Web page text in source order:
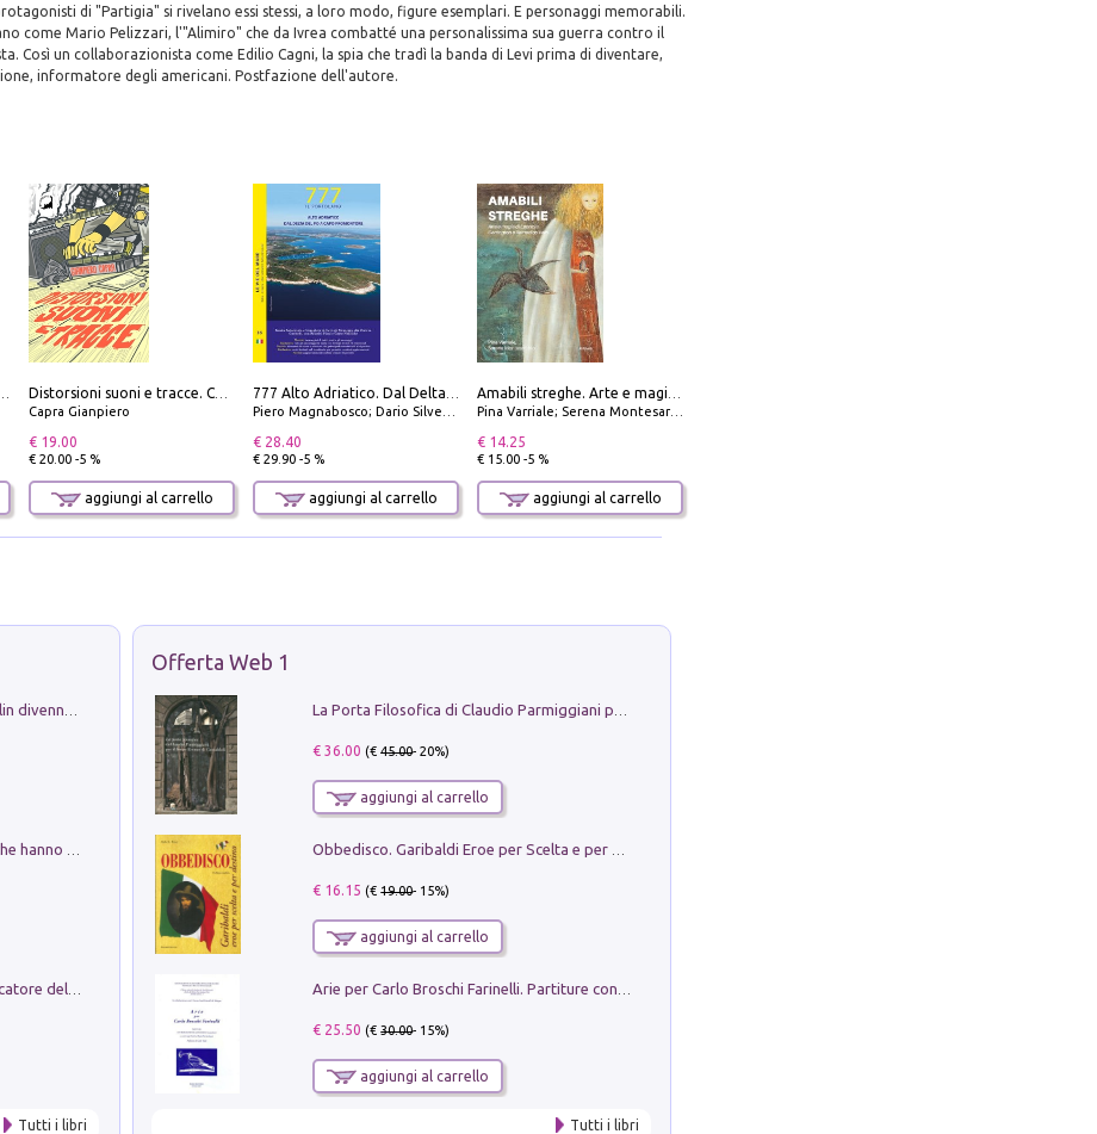
di "Partigia" si rivelano essi stessi, a loro modo, figure esemplari. E personaggi memorabili.
come Mario Pelizzari, l'"Alimiro" che da Ivrea combatté una personalissima sua guerra contro il
Così un collaborazionista come Edilio Cagni, la spia che tradì la banda di Levi prima di diventare,
informatore degli americani. Postfazione dell'autore.
Capra Gianpiero
€ 19.00
€ 20.00 -5 %
aggiungi al carrello
Piero Magnabosco; Dario Silvestro; Marco Sbrizzi
€ 28.40
€ 29.90 -5 %
aggiungi al carrello
Pina Varriale; Serena Montesarchio
€ 14.25
€ 15.00 -5 %
aggiungi al carrello
Klose dell'altro mondo. Miro il pescatore del goal
Tutti i libri
Offerta Web 1
€ 36.00 (€45.00- 20%)
aggiungi al carrello
€ 16.15 (€19.00- 15%)
aggiungi al carrello
€ 25.50 (€30.00- 15%)
aggiungi al carrello
Tutti i libri